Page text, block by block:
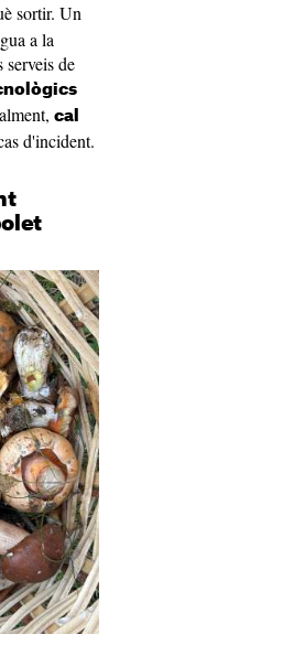
sortir. Un
a la
de
cal
d'incident.